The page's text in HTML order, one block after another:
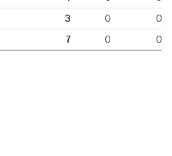
3 0
0
7 0 0